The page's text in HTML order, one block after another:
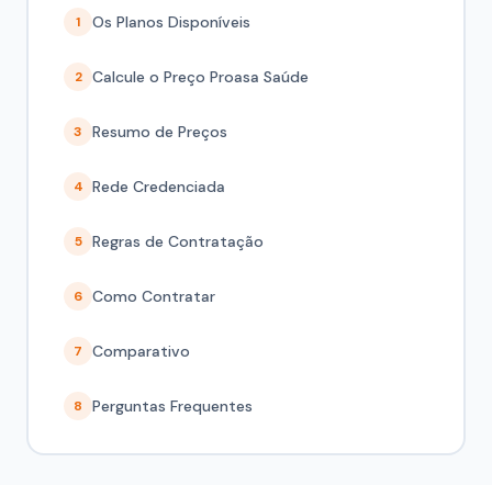
1 Os Planos Disponíveis
2 Calcule o Preço Proasa Saúde
3 Resumo de Preços
4 Rede Credenciada
5 Regras de Contratação
6 Como Contratar
7 Comparativo
8 Perguntas Frequentes